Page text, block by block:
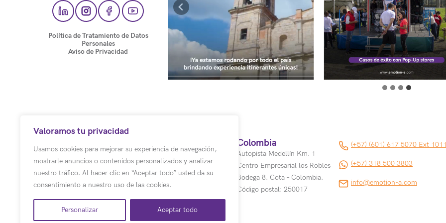
Valoramos tu privacidad
Usamos cookies para mejorar su experiencia de navegación,
mostrarle anuncios o contenidos personalizados y analizar
nuestro tráfico. Al hacer clic en “Aceptar todo” usted da su
consentimiento a nuestro uso de las cookies.
Personalizar Aceptar todo
Política de Tratamiento de Datos
Personales
Aviso de Privacidad
Colombia
Autopista Medellín Km. 1
Centro Empresarial los Robles
Bodega 8. Cota – Colombia.
Código postal: 250017
(+57) (601) 617 5070 Ext
(+57) 318 500 3803
info@emotion-a.com